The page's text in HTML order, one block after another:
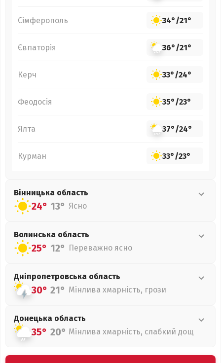
Сімферополь 34°/21°
Євпаторія 36°/21°
Керч 33°/24°
Феодосія 35°/23°
Ялта 37°/24°
Курман 33°/23°
Вінницька область
24° 13° Ясно
Волинська область
25° 12° Переважно ясно
Дніпропетровська область
30° 21° Мінлива хмарність, грози
Донецька область
35° 20° Мінлива хмарність, слабкий дощ